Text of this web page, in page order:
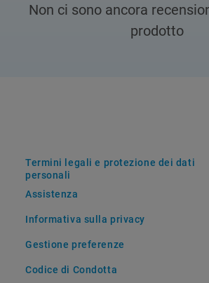
Non ci sono ancora
prodotto
Termini legali e protezione dei dati
personali
Assistenza
Informativa sulla privacy
Gestione preferenze
Codice di Condotta